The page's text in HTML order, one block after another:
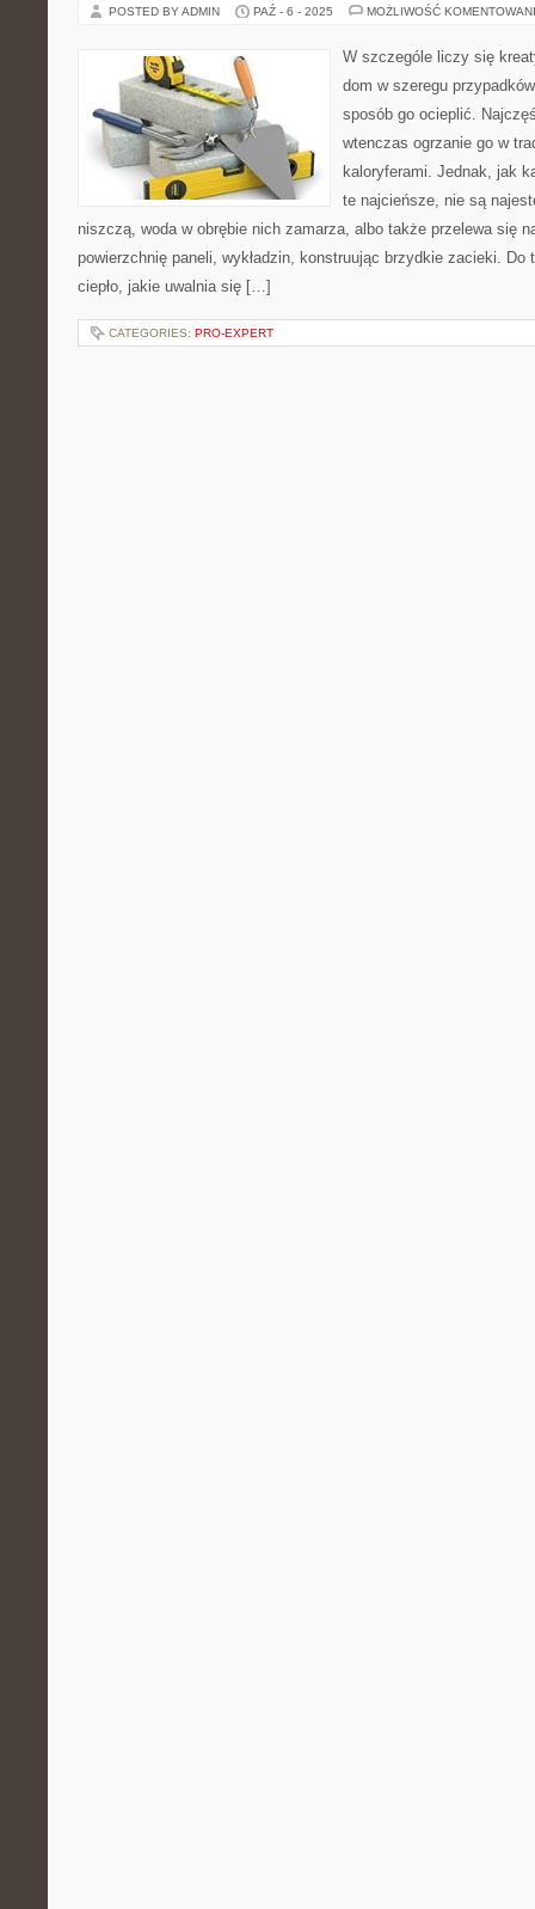
POSTED BY ADMIN PAŹ - 6 - 2025 MOŻLIWOŚĆ
W szczególe liczy się
dom w szeregu
sposób go ocieplić.
wtenczas ogrzanie go w
kaloryferami. Jednak, jak
te najcieńsze, nie są
niszczą, woda w obrębie nich zamarza, albo także przelewa się
powierzchnię paneli, wykładzin, konstruując brzydkie zacieki. Do
ciepło, jakie uwalnia się […]
CATEGORIES: PRO-EXPERT